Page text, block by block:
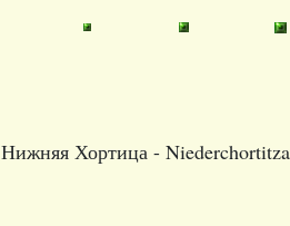
Нижняя Хортица -